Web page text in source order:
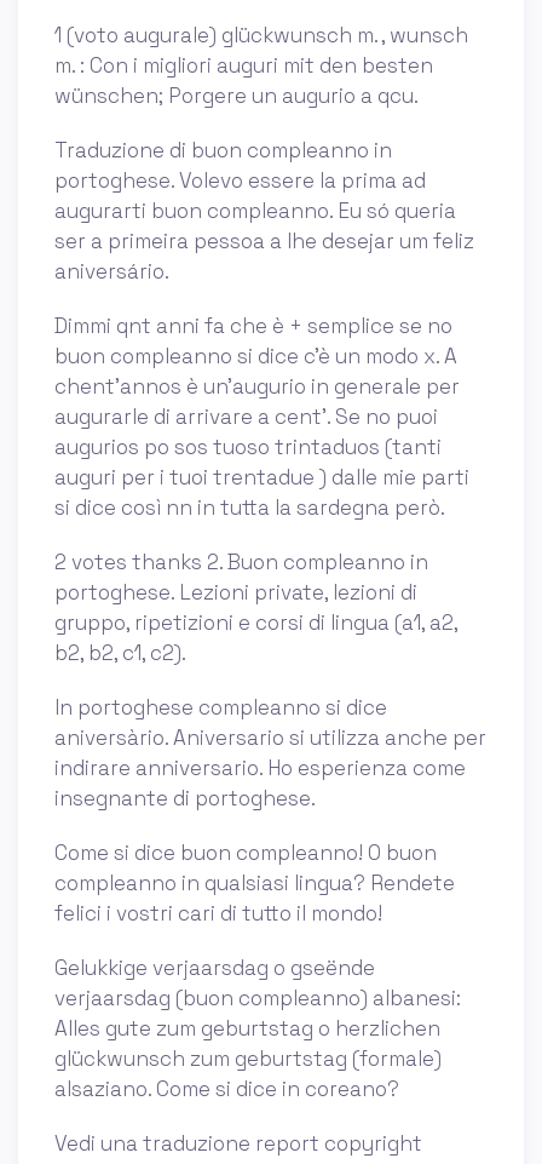
1 (voto augurale) glückwunsch m. , wunsch
m. : Con i migliori auguri mit den besten
wünschen; Porgere un augurio a qcu.
Traduzione di buon compleanno in
portoghese. Volevo essere la prima ad
augurarti buon compleanno. Eu só queria
ser a primeira pessoa a lhe desejar um feliz
aniversário.
Dimmi qnt anni fa che è + semplice se no
buon compleanno si dice c'è un modo x. A
chent'annos è un'augurio in generale per
augurarle di arrivare a cent'. Se no puoi
augurios po sos tuoso trintaduos (tanti
auguri per i tuoi trentadue ) dalle mie parti
si dice così nn in tutta la sardegna però.
2 votes thanks 2. Buon compleanno in
portoghese. Lezioni private, lezioni di
gruppo, ripetizioni e corsi di lingua (a1, a2,
b2, b2, c1, c2).
In portoghese compleanno si dice
aniversàrio. Aniversario si utilizza anche per
indirare anniversario. Ho esperienza come
insegnante di portoghese.
Come si dice buon compleanno! O buon
compleanno in qualsiasi lingua? Rendete
felici i vostri cari di tutto il mondo!
Gelukkige verjaarsdag o gseënde
verjaarsdag (buon compleanno) albanesi:
Alles gute zum geburtstag o herzlichen
glückwunsch zum geburtstag (formale)
alsaziano. Come si dice in coreano?
Vedi una traduzione report copyright